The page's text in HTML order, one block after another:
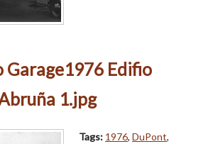
Garage1976 Edifio
1.jpg
Tags: 1976, DuPont,